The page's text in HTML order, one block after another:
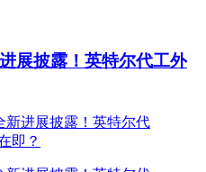
展披露！英特尔代工外